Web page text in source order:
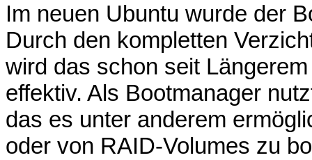
Im neuen Ubuntu wurde der
Durch den kompletten
wird das schon seit
effektiv. Als Bootmanager
das es unter anderem
oder von RAID-Volumes zu